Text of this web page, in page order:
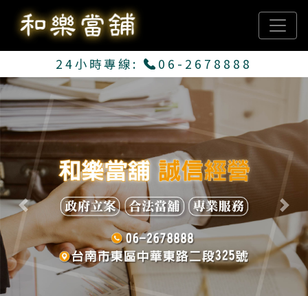
24小時專線: 06-2678888
Previous Next